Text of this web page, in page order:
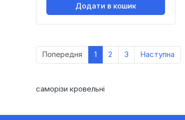
Додати в кошик
Попередня 1 2 3 Наступна
саморізи кровельні